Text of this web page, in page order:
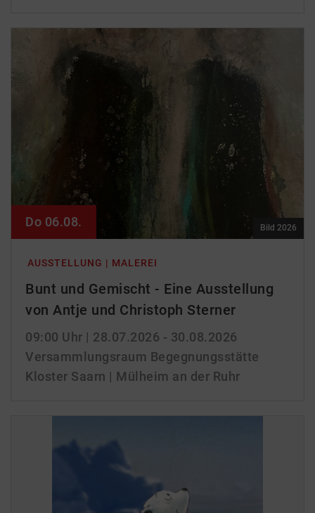
AUSSTELLUNG | MALEREI
Bunt und Gemischt - Eine Ausstellung
von Antje und Christoph Sterner
09:00 Uhr | 28.07.2026 - 30.08.2026
Versammlungsraum Begegnungsstätte
Kloster Saarn | Mülheim an der Ruhr
Do 06.08. Bild 2026